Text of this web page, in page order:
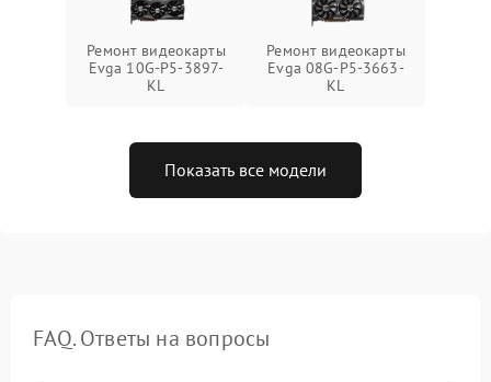
Ремонт видеокарты
Evga 10G-P5-3897-
KL
Ремонт видеокарты
Evga 08G-P5-3663-
KL
Показать все модели
FAQ. Ответы на вопросы